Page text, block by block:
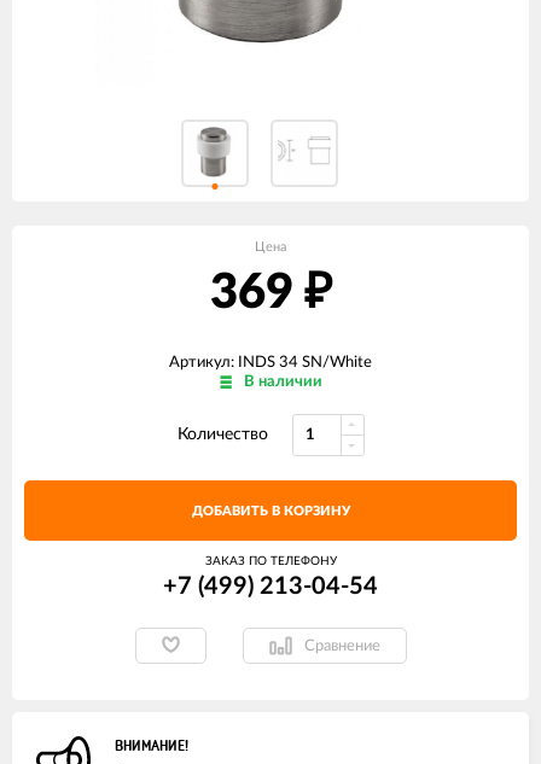
Цена
369 ₽
Артикул: INDS 34 SN/White
В наличии
Количество
ДОБАВИТЬ В КОРЗИНУ
ЗАКАЗ ПО ТЕЛЕФОНУ
+7 (499) 213-04-54​
Сравнение
ВНИМАНИЕ!